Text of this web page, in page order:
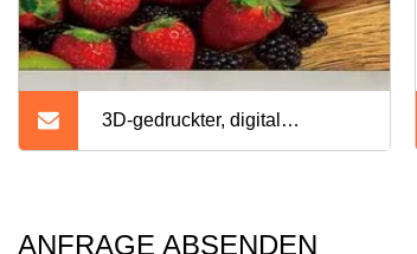
3D-gedruckter, digital
automatischem Doppelbrenner
ANFRAGE ABSENDEN